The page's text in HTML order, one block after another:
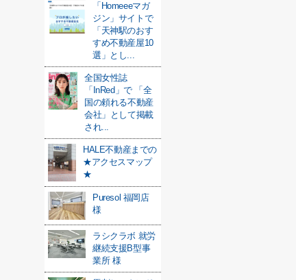
「Homeeeマガ
ジン」サイトで
「天神駅のおす
すめ不動産屋10
選」とし...
全国女性誌
「InRed」で 「全
国の頼れる不動産
会社」として掲載
され...
HALE不動産までの
★アクセスマップ
★
Puresol 福岡店
様
ラシクラボ 就労
継続支援B型事
業所 様